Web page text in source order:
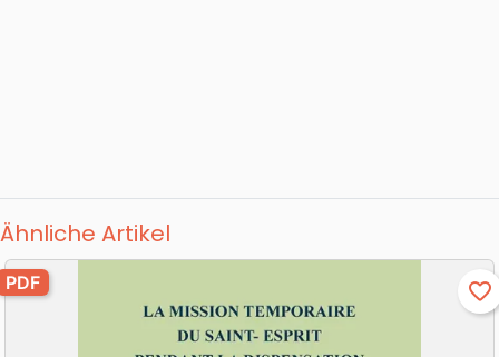
Ähnliche Artikel
PDF favorite_border